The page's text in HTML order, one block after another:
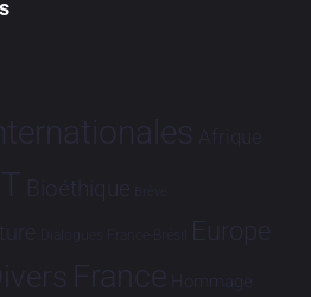
Afrique
Bioéthique Brève
Dialogues France-Brésil Europe
France Hommage